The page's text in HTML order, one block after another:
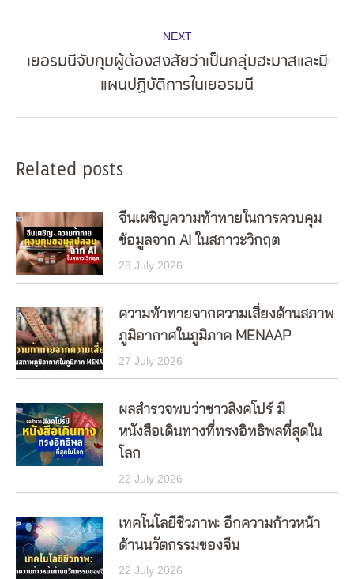
NEXT
Next
post:
เยอรมนีจับกุมผู้ต้องสงสัยว่าเป็นกลุ่มฮะมาสและมี
แผนปฏิบัติการในเยอรมนี
Related posts
จีนเผชิญความท้าทายในการควบคุม
ข้อมูลจาก AI ในสภาวะวิกฤต
28 July 2026
ความท้าทายจากความเสี่ยงด้านสภาพ
ภูมิอากาศในภูมิภาค MENAAP
27 July 2026
ผลสำรวจพบว่าชาวสิงคโปร์ มี
หนังสือเดินทางที่ทรงอิทธิพลที่สุดใน
โลก
22 July 2026
เทคโนโลยีชีวภาพ: อีกความก้าวหน้า
ด้านนวัตกรรมของจีน
22 July 2026